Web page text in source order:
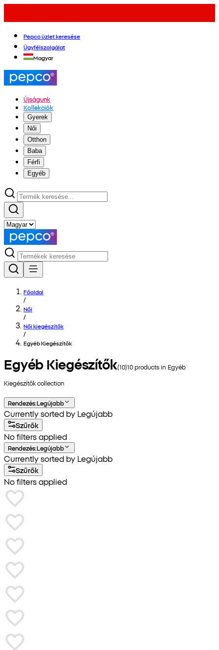
Pepco üzlet keresése
Ügyfélszolgálat
Magyar
Újságunk
Kollekciók
Gyerek
Női
Otthon
Baba
Férfi
Egyéb
Főoldal
/
Női
/
Női kiegészítők
/
Egyéb Kiegészítők
Egyéb Kiegészítők(10)10products in Egyéb
Kiegészítőkcollection
Rendezés:Legújabb
Currently sorted by Legújabb
Szűrők
No filters applied
Rendezés:Legújabb
Currently sorted by Legújabb
Szűrők
No filters applied